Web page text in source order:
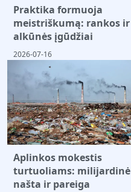
Praktika formuoja
meistriškumą: rankos ir
alkūnės įgūdžiai
2026-07-16
Aplinkos mokestis
turtuoliams: milijardinė
našta ir pareiga